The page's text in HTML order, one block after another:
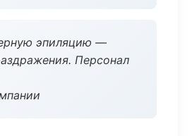
эпиляцию —
Персонал